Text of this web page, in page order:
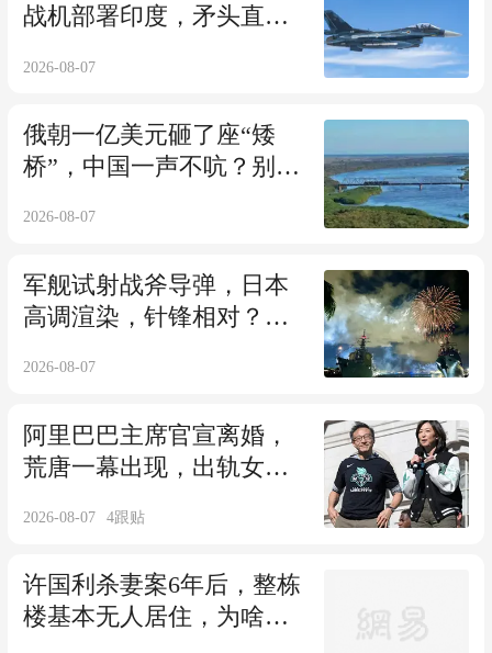
战机部署印度，矛头直指
2026-08-07
俄朝一亿美元砸了座“矮
桥”，中国一声不吭？别
2026-08-07
军舰试射战斧导弹，日本
高调渲染，针锋相对？外
2026-08-07
阿里巴巴主席官宣离婚，
荒唐一幕出现，出轨女主
2026-08-07 4跟贴
许国利杀妻案6年后，整栋
楼基本无人居住，为啥后